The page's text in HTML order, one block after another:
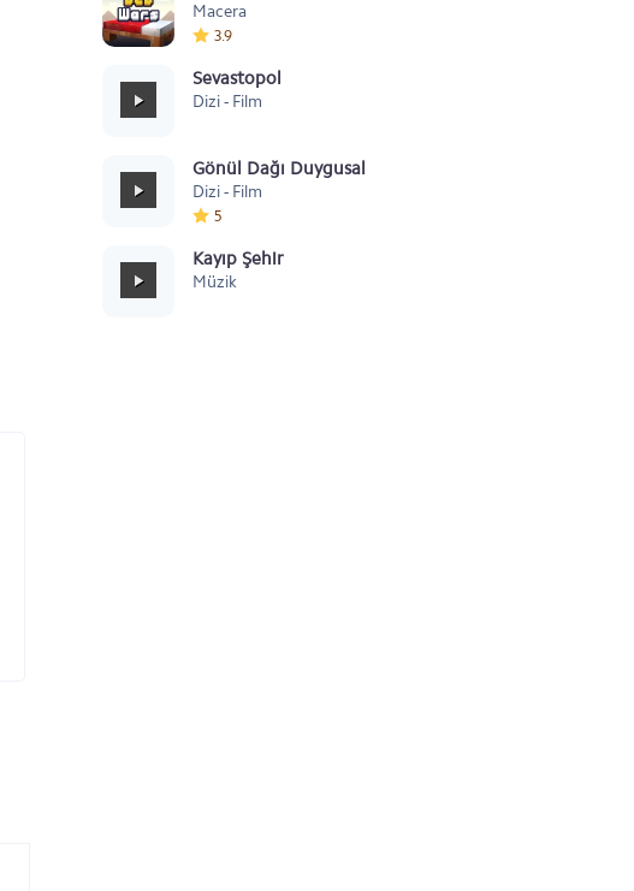
Macera
3.9
Sevastopol
Dizi - Film
Gönül Dağı Duygusal
Dizi - Film
5
Kayıp Şehir
Müzik